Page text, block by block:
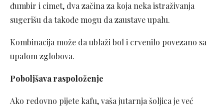
đumbir i cimet, dva začina za koja neka istraživanja
sugerišu da takođe mogu da zaustave upalu.
Kombinacija može da ublaži bol i crvenilo povezano sa
upalom zglobova.
Poboljšava raspoloženje
Ako redovno pijete kafu, vaša jutarnja šoljica je već